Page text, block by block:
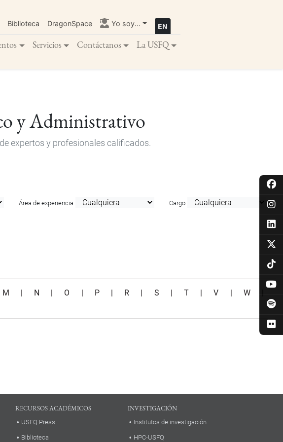
Biblioteca DragonSpace Yo soy...
Servicios Contáctanos La USFQ
y Administrativo
expertos y profesionales calificados.
Área de experiencia Cargo
M N O P R S |T |V W
RECURSOS ACADÉMICOS
USFQ Press
Biblioteca
INVESTIGACIÓN
Institutos de investigación
HPC-USFQ